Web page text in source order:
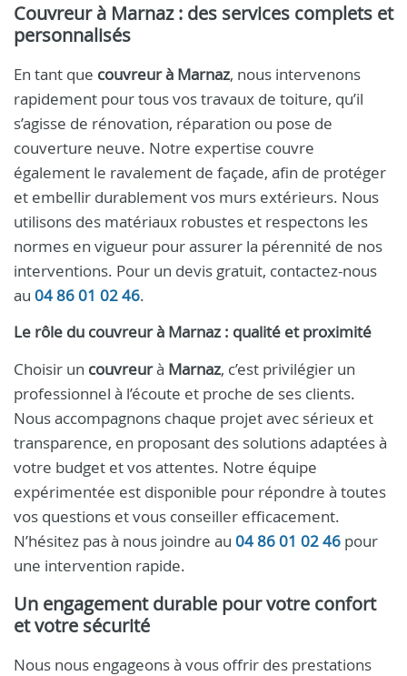
Couvreur à Marnaz : des services complets et
personnalisés
En tant que couvreur à Marnaz, nous intervenons
rapidement pour tous vos travaux de toiture, qu’il
s’agisse de rénovation, réparation ou pose de
couverture neuve. Notre expertise couvre
également le ravalement de façade, afin de protéger
et embellir durablement vos murs extérieurs. Nous
utilisons des matériaux robustes et respectons les
normes en vigueur pour assurer la pérennité de nos
interventions. Pour un devis gratuit, contactez-nous
au 04 86 01 02 46.
Le rôle du couvreurà Marnaz : qualité et proximité
Choisir un couvreurà Marnaz, c’est privilégier un
professionnel à l’écoute et proche de ses clients.
Nous accompagnons chaque projet avec sérieux et
transparence, en proposant des solutions adaptées à
votre budget et vos attentes. Notre équipe
expérimentée est disponible pour répondre à toutes
vos questions et vous conseiller efficacement.
N’hésitez pas à nous joindre au 04 86 01 02 46 pour
une intervention rapide.
Un engagement durable pour votre confort
et votre sécurité
Nous nous engageons à vous offrir des prestations